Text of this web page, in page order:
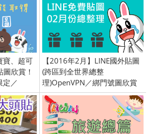
寶、超可
圖欣賞！
定／
友、綁門
【2016年2月】LINE國外貼圖
(跨區到全世界總整
理)OpenVPN／綁門號圖欣賞